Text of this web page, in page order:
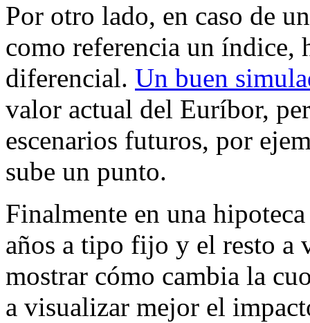
Por otro lado, en caso de
como referencia un índice,
diferencial. Un buen
valor actual del Euríbor,
escenarios futuros, por
sube un punto.
Finalmente en una
años a tipo fijo y el resto a
mostrar cómo cambia la
a visualizar mejor el